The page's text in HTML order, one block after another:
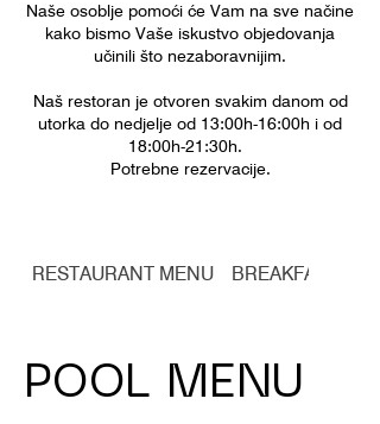
Naše osoblje pomoći će Vam na sve načine
kako bismo Vaše iskustvo objedovanja
učinili što nezaboravnijim.
Naš restoran je otvoren svakim danom od
utorka do nedjelje od 13:00h-16:00h i od
18:00h-21:30h.
Potrebne rezervacije.
RESTAURANT MENU BREAKFAST
POOL MENU